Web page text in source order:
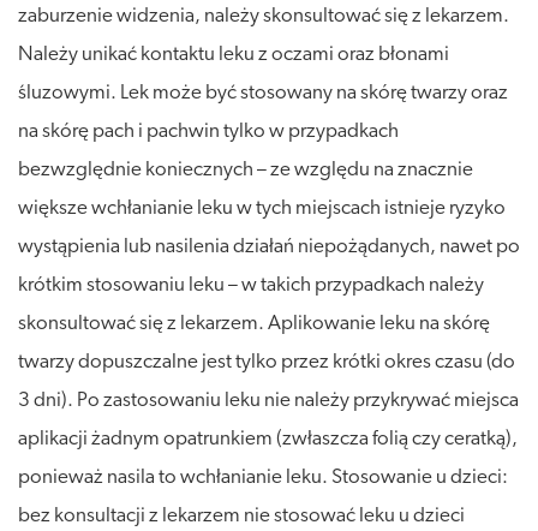
zaburzenie widzenia, należy skonsultować się z lekarzem.
Należy unikać kontaktu leku z oczami oraz błonami
śluzowymi. Lek może być stosowany na skórę twarzy oraz
na skórę pach i pachwin tylko w przypadkach
bezwzględnie koniecznych – ze względu na znacznie
większe wchłanianie leku w tych miejscach istnieje ryzyko
wystąpienia lub nasilenia działań niepożądanych, nawet po
krótkim stosowaniu leku – w takich przypadkach należy
skonsultować się z lekarzem. Aplikowanie leku na skórę
twarzy dopuszczalne jest tylko przez krótki okres czasu (do
3 dni). Po zastosowaniu leku nie należy przykrywać miejsca
aplikacji żadnym opatrunkiem (zwłaszcza folią czy ceratką),
ponieważ nasila to wchłanianie leku. Stosowanie u dzieci:
bez konsultacji z lekarzem nie stosować leku u dzieci